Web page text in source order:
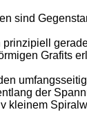
sind
Grafits
der
kleinem